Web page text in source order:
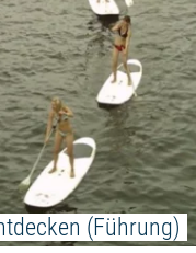
(Führung)